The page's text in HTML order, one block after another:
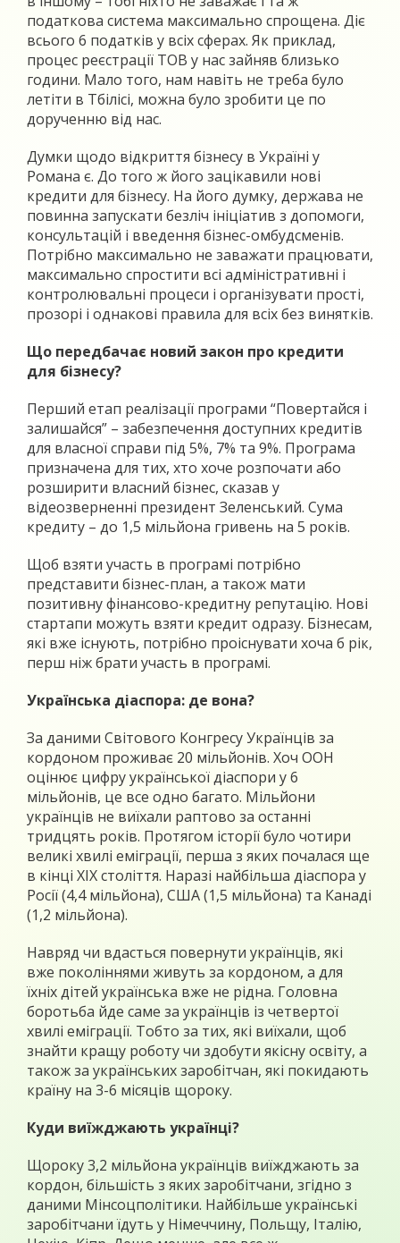
податкова система максимально спрощена. Діє
всього 6 податків у всіх сферах. Як приклад,
процес реєстрації ТОВ у нас зайняв близько
години. Мало того, нам навіть не треба було
летіти в Тбілісі, можна було зробити це по
дорученню від нас.
Думки щодо відкриття бізнесу в Україні у
Романа є. До того ж його зацікавили нові
кредити для бізнесу. На його думку, держава не
повинна запускати безліч ініціатив з допомоги,
консультацій і введення бізнес-омбудсменів.
Потрібно максимально не заважати працювати,
максимально спростити всі адміністративні і
контролювальні процеси і організувати прості,
прозорі і однакові правила для всіх без винятків.
Що передбачає новий закон про кредити
для бізнесу?
Перший етап реалізації програми “Повертайся і
залишайся” – забезпечення доступних кредитів
для власної справи під 5%, 7% та 9%. Програма
призначена для тих, хто хоче розпочати або
розширити власний бізнес, сказав у
відеозверненні президент Зеленський. Сума
кредиту – до 1,5 мільйона гривень на 5 років.
Щоб взяти участь в програмі потрібно
представити бізнес-план, а також мати
позитивну фінансово-кредитну репутацію. Нові
стартапи можуть взяти кредит одразу. Бізнесам,
які вже існують, потрібно проіснувати хоча б рік,
перш ніж брати участь в програмі.
Українська діаспора: де вона?
За даними Світового Конгресу Українців за
кордоном проживає 20 мільйонів. Хоч ООН
оцінює цифру української діаспори у 6
мільйонів, це все одно багато. Мільйони
українців не виїхали раптово за останні
тридцять років. Протягом історії було чотири
великі хвилі еміграції, перша з яких почалася ще
в кінці ХІХ століття. Наразі найбільша діаспора у
Росії (4,4 мільйона), США (1,5 мільйона) та Канаді
(1,2 мільйона).
Навряд чи вдасться повернути українців, які
вже поколіннями живуть за кордоном, а для
їхніх дітей українська вже не рідна. Головна
боротьба йде саме за українців із четвертої
хвилі еміграції. Тобто за тих, які виїхали, щоб
знайти кращу роботу чи здобути якісну освіту, а
також за українських заробітчан, які покидають
країну на 3-6 місяців щороку.
Куди виїжджають українці?
Щороку 3,2 мільйона українців виїжджають за
кордон, більшість з яких заробітчани, згідно з
даними Мінсоцполітики. Найбільше українські
заробітчани їдуть у Німеччину, Польщу, Італію,